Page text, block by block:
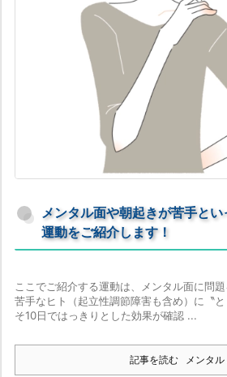
メンタル面や朝起きが苦手と
運動をご紹介します！
ここでご紹介する運動は、メンタル面に問
苦手なヒト（起立性調節障害も含め）に〝
そ10日ではっきりとした効果が確認 ...
記事を読む メンタル